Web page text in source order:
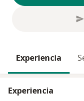
Experiencia
Experiencia